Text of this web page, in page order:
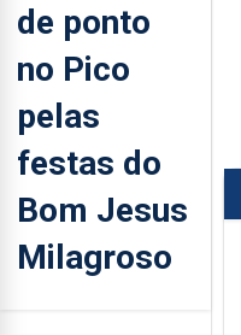
de ponto
no Pico
pelas
festas do
Bom Jesus
Milagroso